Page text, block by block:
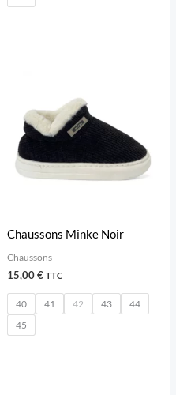
Chaussons Minke Noir
Chaussons
15,00€ TTC
40 41 42 43
44
45